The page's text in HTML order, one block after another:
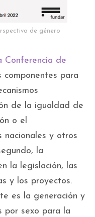
de género
Conferencia de
componentes para
de la igualdad de
o el
nacionales y otros
la
la legislación, las
y los proyectos.
es la generación y
por sexo para la